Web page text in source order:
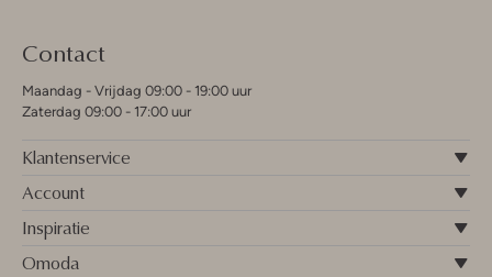
Contact
Maandag - Vrijdag 09:00 - 19:00 uur
Zaterdag 09:00 - 17:00 uur
Klantenservice
Account
Inspiratie
Omoda